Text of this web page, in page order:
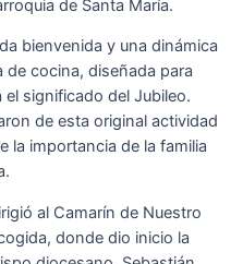
de Santa María.
bienvenida y una dinámica
de cocina, diseñada para
significado del Jubileo.
de esta original actividad
la importancia de la familia
al Camarín de Nuestro
donde dio inicio la